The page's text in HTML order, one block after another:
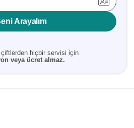
Arayalım
çiftlerden hiçbir servisi için
veya ücret almaz.